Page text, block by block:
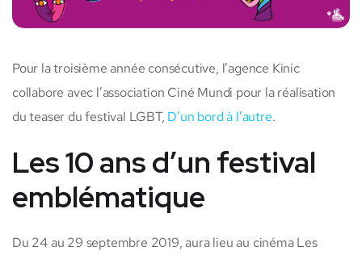
Pour la troisième année consécutive, l’agence Kinic
collabore avec l’association Ciné Mundi pour la réalisation
du teaser du festival LGBT, D’un bord à l’autre.
Les 10 ans d’un festival
emblématique
Du 24 au 29 septembre 2019, aura lieu au cinéma Les